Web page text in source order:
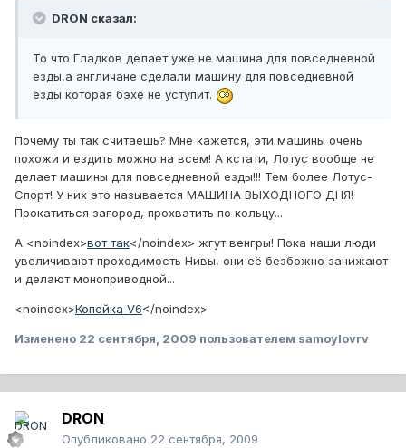
DRON сказал:
То что Гладков делает уже не машина для повседневной
езды,а англичане сделали машину для повседневной
езды которая бэхе не уступит.
Почему ты так считаешь? Мне кажется, эти машины очень
похожи и ездить можно на всем! А кстати, Лотус вообще не
делает машины для повседневной езды!!! Тем более Лотус-
Спорт! У них это называется МАШИНА ВЫХОДНОГО ДНЯ!
Прокатиться загород, прохватить по кольцу...
А <noindex>вот так</noindex> жгут венгры! Пока наши люди
увеличивают проходимость Нивы, они её безбожно занижают
и делают моноприводной...
<noindex>Копейка V6</noindex>
Изменено 22 сентября, 2009 пользователем samoylovrv
DRON
Опубликовано 22 сентября, 2009